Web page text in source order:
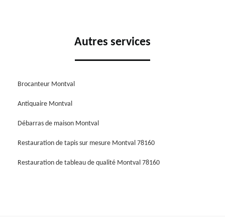
Autres services
Brocanteur Montval
Antiquaire Montval
Débarras de maison Montval
Restauration de tapis sur mesure Montval 78160
Restauration de tableau de qualité Montval 78160